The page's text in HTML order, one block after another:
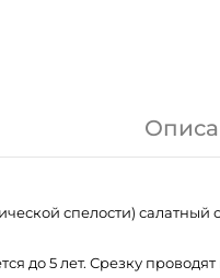
спелости) салатный
до 5 лет. Срезку